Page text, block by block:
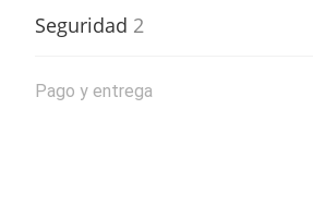
Seguridad 2
Pago y entrega